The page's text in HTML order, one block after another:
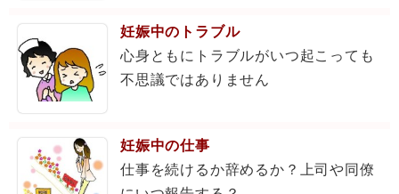
妊娠中のトラブル
心身ともにトラブルがいつ起こっても
不思議ではありません
妊娠中の仕事
仕事を続けるか辞めるか？上司や同僚